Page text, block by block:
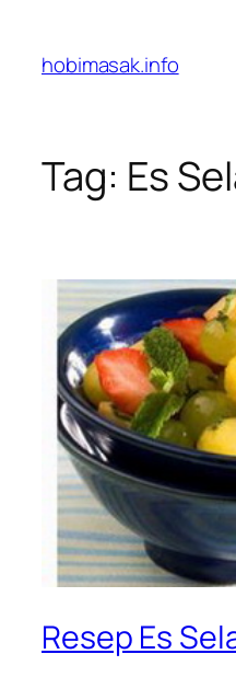
content
hobimasak.info
Tag: Es
Resep Es